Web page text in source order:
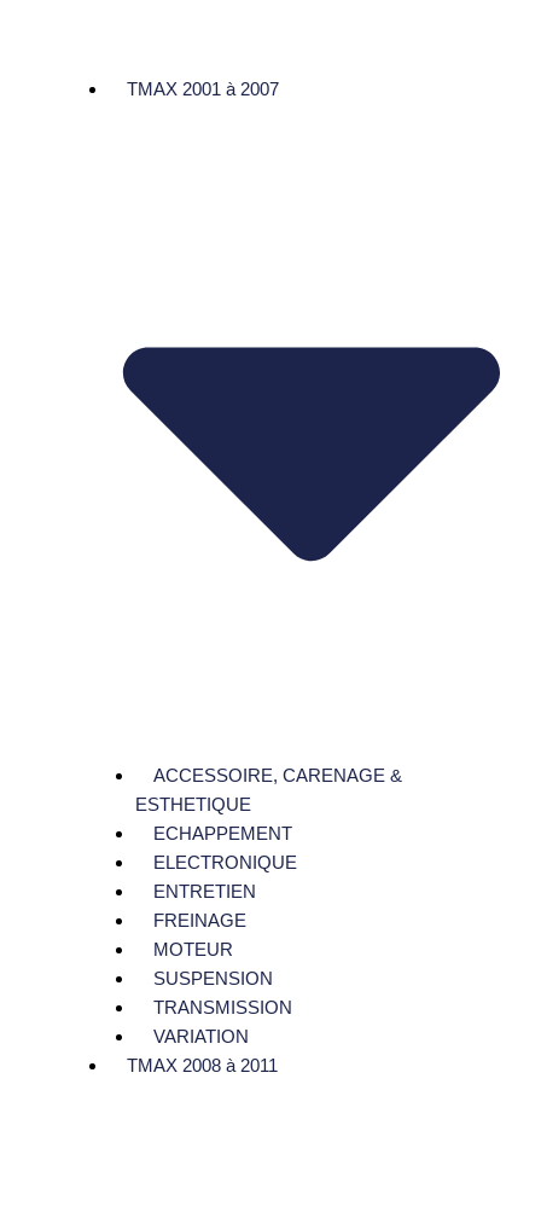
TMAX 2001 à 2007
ACCESSOIRE, CARENAGE &
ESTHETIQUE
ECHAPPEMENT
ELECTRONIQUE
ENTRETIEN
FREINAGE
MOTEUR
SUSPENSION
TRANSMISSION
VARIATION
TMAX 2008 à 2011